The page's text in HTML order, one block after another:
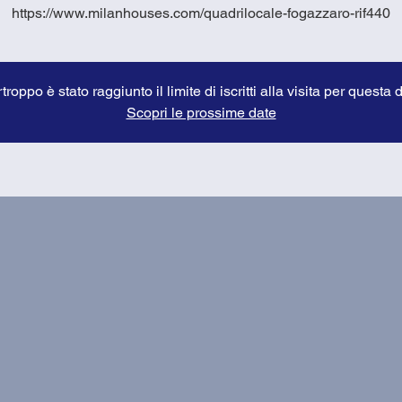
https://www.milanhouses.com/quadrilocale-fogazzaro-rif440
è stato raggiunto il limite di iscritti alla visita per questa
Scopri le prossime date